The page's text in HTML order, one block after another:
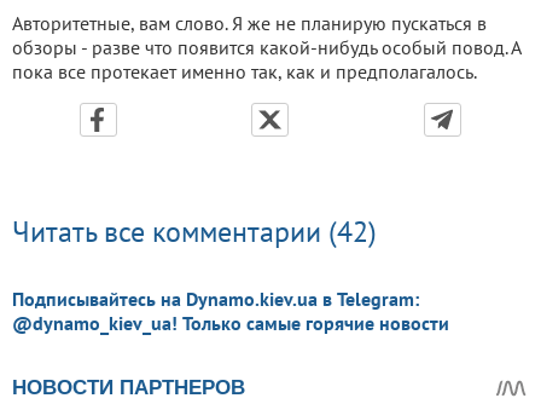
Авторитетные, вам слово. Я же не планирую пускаться в
обзоры - разве что появится какой-нибудь особый повод. А
пока все протекает именно так, как и предполагалось.
Читать все комментарии (42)
Подписывайтесь на Dynamo.kiev.ua в Telegram:
@dynamo_kiev_ua! Только самые горячие новости